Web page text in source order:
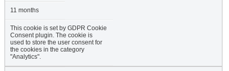
11 months
This cookie is set by GDPR Cookie
Consent plugin. The cookie is
used to store the user consent for
the cookies in the category
"Analytics".